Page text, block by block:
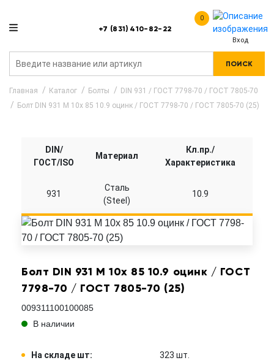
+7 (831) 410-82-22
0
Вход
ПОИСК
Главная Каталог Болты
DIN 931 / ГОСТ 7798-70 / ГОСТ 7805-70
Болт DIN 931 M 10x 85 10.9 оцинк / ГОСТ 7798-70 / ГОСТ 7805-70 (25)
Болт DIN 931 M 10x 85 10.9 оцинк / ГОСТ
7798-70 / ГОСТ 7805-70 (25)
009311100100085
В наличии
На складе шт:
323 шт.
DIN/
ГОСТ/ISO
Материал
Кл.пр./
Характеристика
931
Сталь
(Steel)
10.9